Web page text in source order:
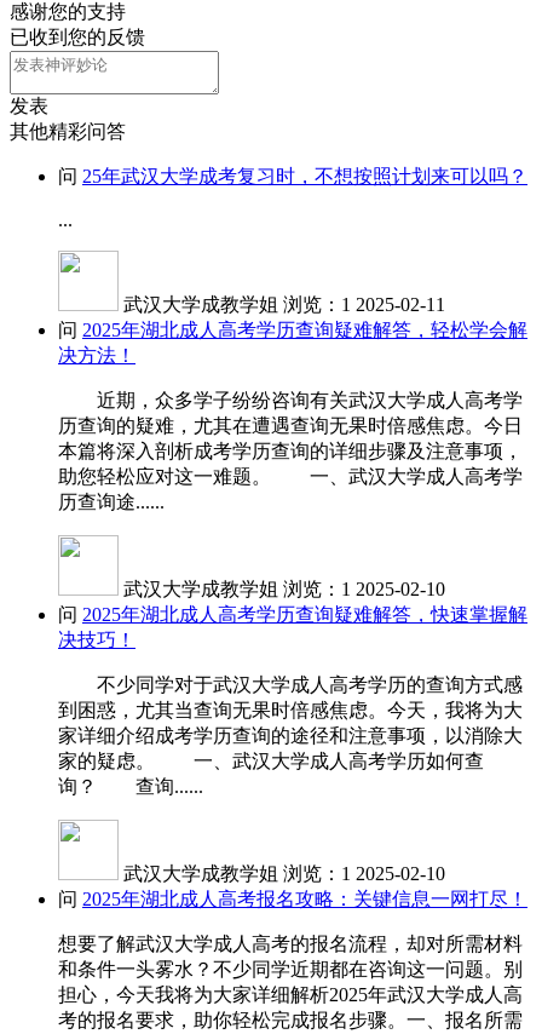
感谢您的支持
已收到您的反馈
发表
其他精彩问答
问 25年武汉大学成考复习时，不想按照计划来可以吗？
...
武汉大学成教学姐 浏览：1 2025-02-11
问 2025年湖北成人高考学历查询疑难解答，轻松学会解
决方法！
近期，众多学子纷纷咨询有关武汉大学成人高考学
历查询的疑难，尤其在遭遇查询无果时倍感焦虑。今日
本篇将深入剖析成考学历查询的详细步骤及注意事项，
助您轻松应对这一难题。 一、武汉大学成人高考学
历查询途......
武汉大学成教学姐 浏览：1 2025-02-10
问 2025年湖北成人高考学历查询疑难解答，快速掌握解
决技巧！
不少同学对于武汉大学成人高考学历的查询方式感
到困惑，尤其当查询无果时倍感焦虑。今天，我将为大
家详细介绍成考学历查询的途径和注意事项，以消除大
家的疑虑。 一、武汉大学成人高考学历如何查
询？ 查询......
武汉大学成教学姐 浏览：1 2025-02-10
问 2025年湖北成人高考报名攻略：关键信息一网打尽！
想要了解武汉大学成人高考的报名流程，却对所需材料
和条件一头雾水？不少同学近期都在咨询这一问题。别
担心，今天我将为大家详细解析2025年武汉大学成人高
考的报名要求，助你轻松完成报名步骤。一、报名所需